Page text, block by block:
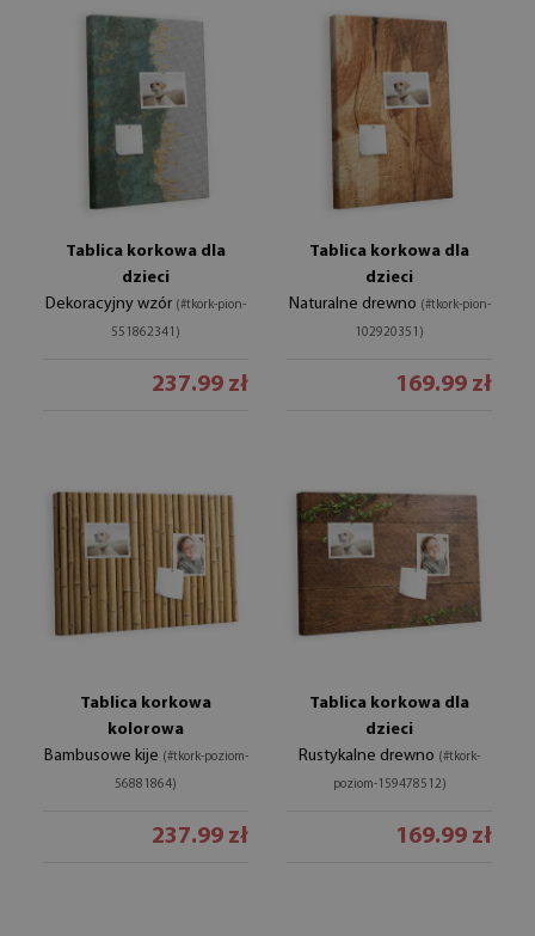
Tablica korkowa dla
dzieci
Dekoracyjny wzór (#tkork-pion-
551862341)
237.99 zł
Tablica korkowa dla
dzieci
Naturalne drewno (#tkork-pion-
102920351)
169.99 zł
Tablica korkowa
kolorowa
Bambusowe kije (#tkork-poziom-
56881864)
237.99 zł
Tablica korkowa dla
dzieci
Rustykalne drewno (#tkork-
poziom-159478512)
169.99 zł